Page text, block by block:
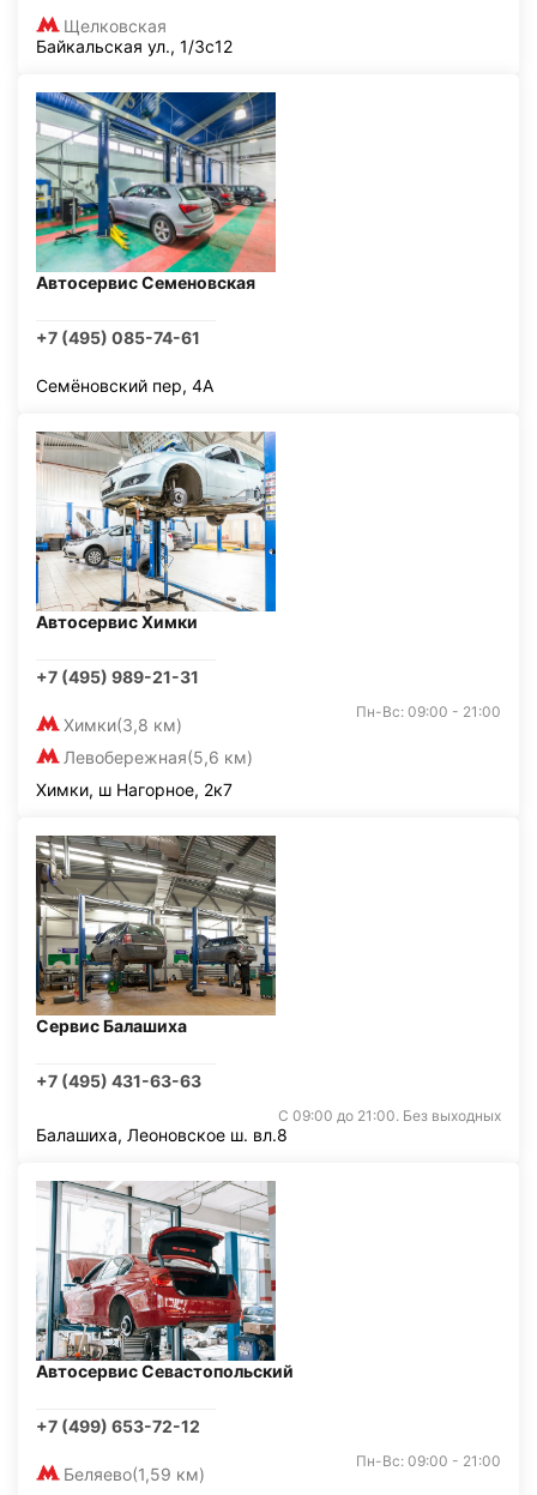
Щелковская
Байкальская ул., 1/3с12
Автосервис Семеновская
+7 (495) 085-74-61
Семёновский пер, 4А
Автосервис Химки
+7 (495) 989-21-31
Химки(3,8 км)
Левобережная(5,6 км)
Пн-Вс: 09:00 - 21:00
Химки, ш Нагорное, 2к7
Сервис Балашиха
+7 (495) 431-63-63
С 09:00 до 21:00. Без выходных
Балашиха, Леоновское ш. вл.8
Автосервис Севастопольский
+7 (499) 653-72-12
Беляево(1,59 км)
Пн-Вс: 09:00 - 21:00